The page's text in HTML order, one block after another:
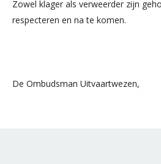
Zowel klager als verweerder zijn
respecteren en na te komen.
De Ombudsman Uitvaartwezen,